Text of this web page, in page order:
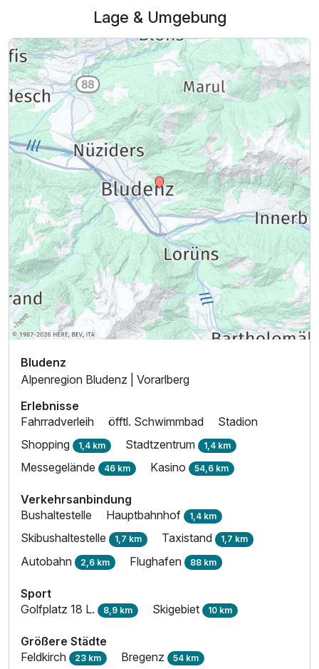
Lage & Umgebung
Bludenz
Alpenregion Bludenz | Vorarlberg
Erlebnisse
Fahrradverleih
öfftl. Schwimmbad
Stadion
Shopping 1,4 km Stadtzentrum 1,4 km
Messegelände 46 km Kasino 54,6 km
Verkehrsanbindung
Bushaltestelle
Hauptbahnhof 1,4 km
Skibushaltestelle 1,7 km Taxistand 1,7 km
Autobahn 2,6 km Flughafen 88 km
Sport
Golfplatz 18 L. 8,9 km Skigebiet 10 km
Größere Städte
Feldkirch 23 km Bregenz 54 km